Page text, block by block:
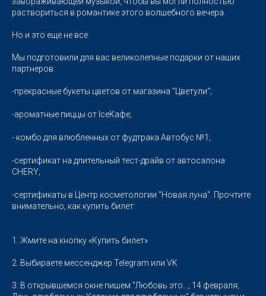
раствориться в романтике этого волшебного вечера.
Но и это еще не все
Мы подготовили для вас великолепные подарки от наших
партнеров:
-прекрасные букеты цветов от магазина "Цветули";
-ароматные пиццы от IceКафе;
- комбо для влюбленных от фудтрака Автобус №1;
-сертификат на длительный тест-драйв от автосалона
CHERY;
-сертификаты в Центр косметологии "Новая луна". Прочтите
внимательно, как купить билет:
1. Жмите на кнопку «Купить билет»
2. Выбираете мессенджер Telegram или VK
3. В открывшемся окне пишем "Любовь это...; 14 февраля;